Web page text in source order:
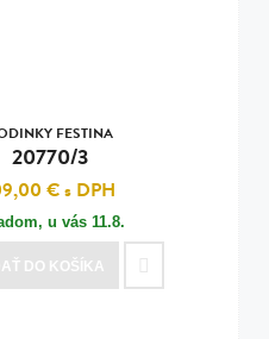
FESTINA
20770/3
€s DPH
u vás 11.8.
DO KOŠÍKA